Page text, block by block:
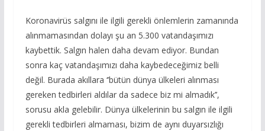
Koronavirüs salgını ile ilgili gerekli önlemlerin zamanında
alınmamasından dolayı şu an 5.300 vatandaşımızı
kaybettik. Salgın halen daha devam ediyor. Bundan
sonra kaç vatandaşımızı daha kaybedeceğimiz belli
değil. Burada akıllara ‘’bütün dünya ülkeleri alınması
gereken tedbirleri aldılar da sadece biz mi almadık’’,
sorusu akla gelebilir. Dünya ülkelerinin bu salgın ile ilgili
gerekli tedbirleri almaması, bizim de aynı duyarsızlığı